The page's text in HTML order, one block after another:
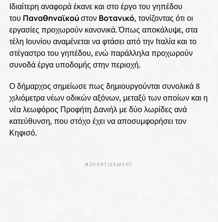
Ιδιαίτερη αναφορά έκανε και στο έργο του γηπέδου
του Παναθηναϊκούστον Βοτανικό, τονίζοντας ότι οι
εργασίες προχωρούν κανονικά. Όπως αποκάλυψε, στα
τέλη Ιουνίου αναμένεται να φτάσει από την Ιταλία και το
στέγαστρο του γηπέδου, ενώ παράλληλα προχωρούν
συνοδά έργα υποδομής στην περιοχή.
Ο δήμαρχος σημείωσε πως δημιουργούνται συνολικά 8
χιλιόμετρα νέων οδικών αξόνων, μεταξύ των οποίων και η
νέα λεωφόρος Προφήτη Δανιήλ με δύο λωρίδες ανά
κατεύθυνση, που στόχο έχει να αποσυμφορήσει τον
Κηφισό.
ADVERTISEMENT